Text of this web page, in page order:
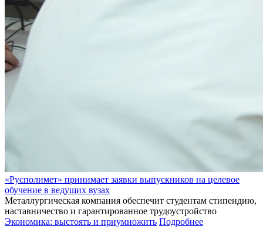
«Русполимет» принимает заявки выпускников на целевое
обучение в ведущих вузах
Металлургическая компания обеспечит студентам стипендию,
наставничество и гарантированное трудоустройство
Экономика: выстоять и приумножить Подробнее